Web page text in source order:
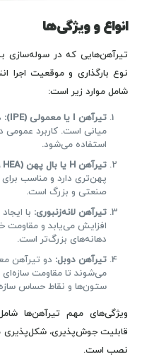
انواع و ویژگی‌ها
تیرآهن‌هایی که در سوله‌سازی
نوع بارگذاری و موقعیت اجرا
شامل موارد زیر است:
تیرآهن I یا معمولی (IPE):
میانی است. کاربرد
استفاده می‌شود.
تیرآهن H یا بال پهن (HEB، HEA):
پهن‌تری دارد و مناسب
صنعتی و بزرگ است.
تیرآهن لانه‌زنبوری: با
افزایش می‌یابد و
دهانه‌های بزرگ‌تر است.
تیرآهن دوبل: دو تیرآهن
می‌شوند تا مقاومت
ستون‌ها و نقاط حساس
ویژگی‌های مهم تیرآهن‌ها
قابلیت جوش‌پذیری، شکل‌پذیری
نصب است.